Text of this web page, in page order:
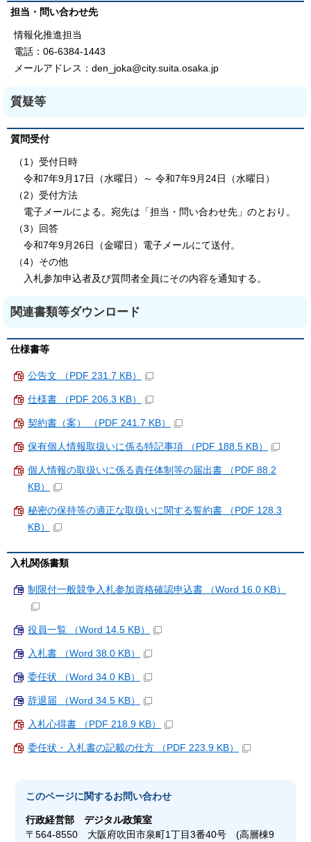
担当・問い合わせ先
情報化推進担当
電話：06-6384-1443
メールアドレス：den_joka@city.suita.osaka.jp
質疑等
質問受付
（1）受付日時
令和7年9月17日（水曜日）～ 令和7年9月24日（水曜日）
（2）受付方法
電子メールによる。宛先は「担当・問い合わせ先」のとおり。
（3）回答
令和7年9月26日（金曜日）電子メールにて送付。
（4）その他
入札参加申込者及び質問者全員にその内容を通知する。
関連書類等ダウンロード
仕様書等
公告文 （PDF 231.7 KB）
仕様書 （PDF 206.3 KB）
契約書（案） （PDF 241.7 KB）
保有個人情報取扱いに係る特記事項 （PDF 188.5 KB）
個人情報の取扱いに係る責任体制等の届出書 （PDF 88.2
KB）
秘密の保持等の適正な取扱いに関する誓約書 （PDF 128.3
KB）
入札関係書類
制限付一般競争入札参加資格確認申込書 （Word 16.0 KB）
役員一覧 （Word 14.5 KB）
入札書 （Word 38.0 KB）
委任状 （Word 34.0 KB）
辞退届 （Word 34.5 KB）
入札心得書 （PDF 218.9 KB）
委任状・入札書の記載の仕方 （PDF 223.9 KB）
このページに関するお問い合わせ
行政経営部デジタル政策室
〒564-8550 大阪府吹田市泉町1丁目3番40号 (高層棟9